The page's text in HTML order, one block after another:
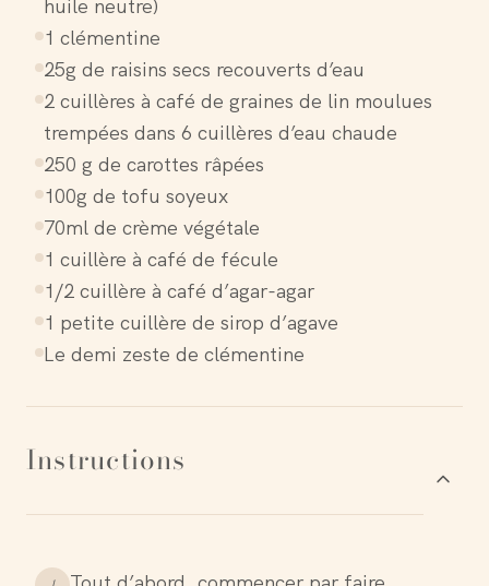
huile neutre)
1 clémentine
25g de raisins secs recouverts d’eau
2 cuillères à café de graines de lin moulues
trempées dans 6 cuillères d’eau chaude
250 g de carottes râpées
100g de tofu soyeux
70ml de crème végétale
1 cuillère à café de fécule
1/2 cuillère à café d’agar-agar
1 petite cuillère de sirop d’agave
Le demi zeste de clémentine
Instructions